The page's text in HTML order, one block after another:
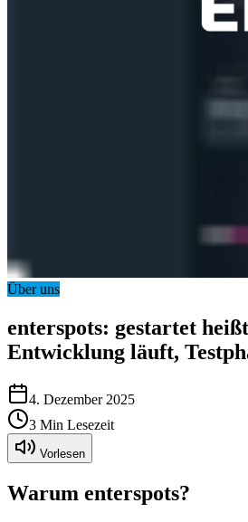
Über uns
enterspots: gestartet
Entwicklung läuft,
4. Dezember 2025
3 Min Lesezeit
Vorlesen
Warum enterspots?